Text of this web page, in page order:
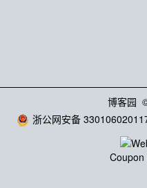
博客园
浙公网安备